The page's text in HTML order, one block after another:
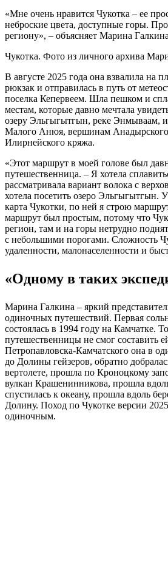
«Мне очень нравится Чукотка – ее
неброские цвета, доступные горы.
региону», – объясняет Марина
Чукотка. Фото из личного архива
В августе 2025 года она взвалила на
рюкзак и отправилась в путь от
поселка Кепервеем. Шла пешком и
местам, которые давно мечтала
озеру Эльгыгытгын, реке Энмываам,
Малого Анюя, вершинам Анадырского
Илирнейского кряжа.
«Этот маршрут в моей голове был
путешественница. – Я хотела
рассматривала вариант волока с
хотела посетить озеро Эльгыгытгын.
карта Чукотки, по ней я строю
маршрут был простым, потому что
регион, там и на горы нетрудно
с небольшими порогами. Сложность
удаленности, малонаселенности и
«Одному в таких
Марина Галкина – яркий
одиночных путешествий. Первая
состоялась в 1994 году на Камчатке.
путешественницы не смог составить
Петропавловска-Камчатского она в
до Долины гейзеров, обратно
вертолете, прошла по Кроноцкому
вулкан Крашенинникова, прошла
спустилась к океану, прошла вдоль
Долину. Поход по Чукотке версии
одиночным.